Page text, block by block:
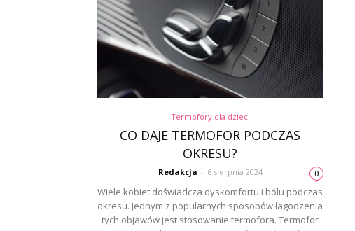
Termofory dla dzieci
CO DAJE TERMOFOR PODCZAS
OKRESU?
Redakcja - 6 sierpnia 2024 0
Wiele kobiet doświadcza dyskomfortu i bólu podczas
okresu. Jednym z popularnych sposobów łagodzenia
tych objawów jest stosowanie termofora. Termofor